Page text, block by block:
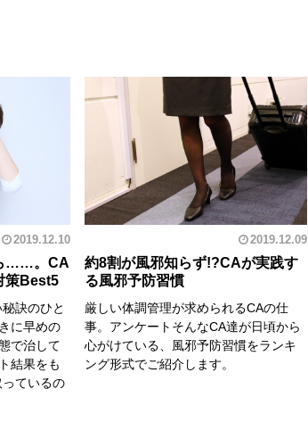
2019.12.10
……。CA
策Best5
訣のひと
に早めの
で治して
結果をも
ているの
2019.12.09
約8割が風邪知らず!?CAが実践す
る風邪予防習慣
厳しい体調管理が求められるCAの仕
事。アンケートそんなCA達が日頃から
心がけている、風邪予防習慣をランキ
ング形式でご紹介します。